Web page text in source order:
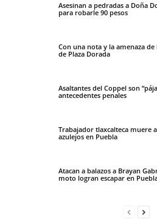
Asesinan a pedradas a Doña
para robarle 90 pesos
Con una nota y la amenaza
de Plaza Dorada
Asaltantes del Coppel son
antecedentes penales
Trabajador tlaxcalteca muere
azulejos en Puebla
Atacan a balazos a Brayan
moto logran escapar en